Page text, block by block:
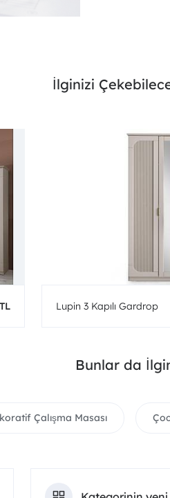
İlginizi
Lupin 3 Kapılı Gardrop
Bunlar da
Çalışma Masası